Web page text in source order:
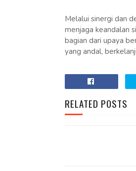
Melalui sinergi dan
menjaga keandalan
bagian dari upaya
yang andal,
RELATED POSTS